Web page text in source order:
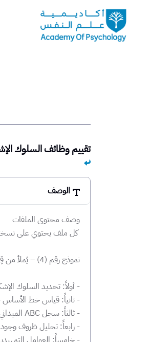
تقييم وظائف السلوك
الوصف
وصف محتوى الملفات
كل ملف يحتوي على
‏نموذج رقم (4) – يُملأ من قِبل الأخصائي النفسي ويُبنى على بيانات متعددة المصادر، يشمل:
‏- أولاً: تحديد السلوك
‏- ثانياً: قياس خط الأساس
‏- ثالثاً: سجل ABC الميداني – المثيرات السابقة والنتائج اللاحقة
‏- رابعاً: تحليل ظروف